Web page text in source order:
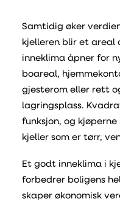
Samtidig øker
kjelleren blir et areal
inneklima åpner for
boareal,
gjesterom eller rett
lagringsplass.
funksjon, og
kjeller som er tørr,
Et godt inneklima i
forbedrer boligens
skaper økonomisk